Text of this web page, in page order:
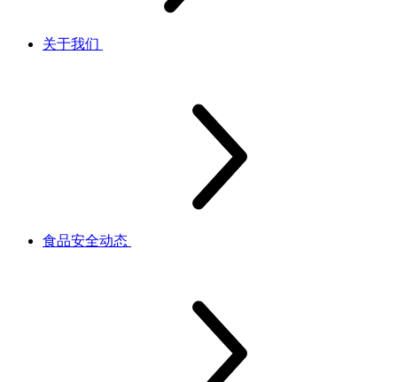
关于我们
食品安全动态